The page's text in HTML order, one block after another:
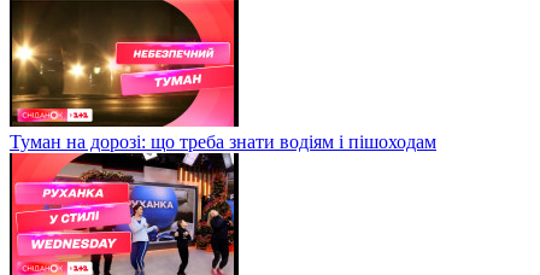
Туман на дорозі: що треба знати водіям і пішоходам